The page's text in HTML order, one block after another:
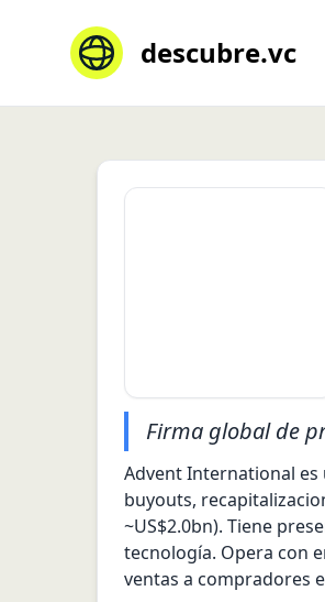
descubre.vc
Firma global de
Advent International es
buyouts,
~US$2.0bn). Tiene
tecnología. Opera con
ventas a compradores